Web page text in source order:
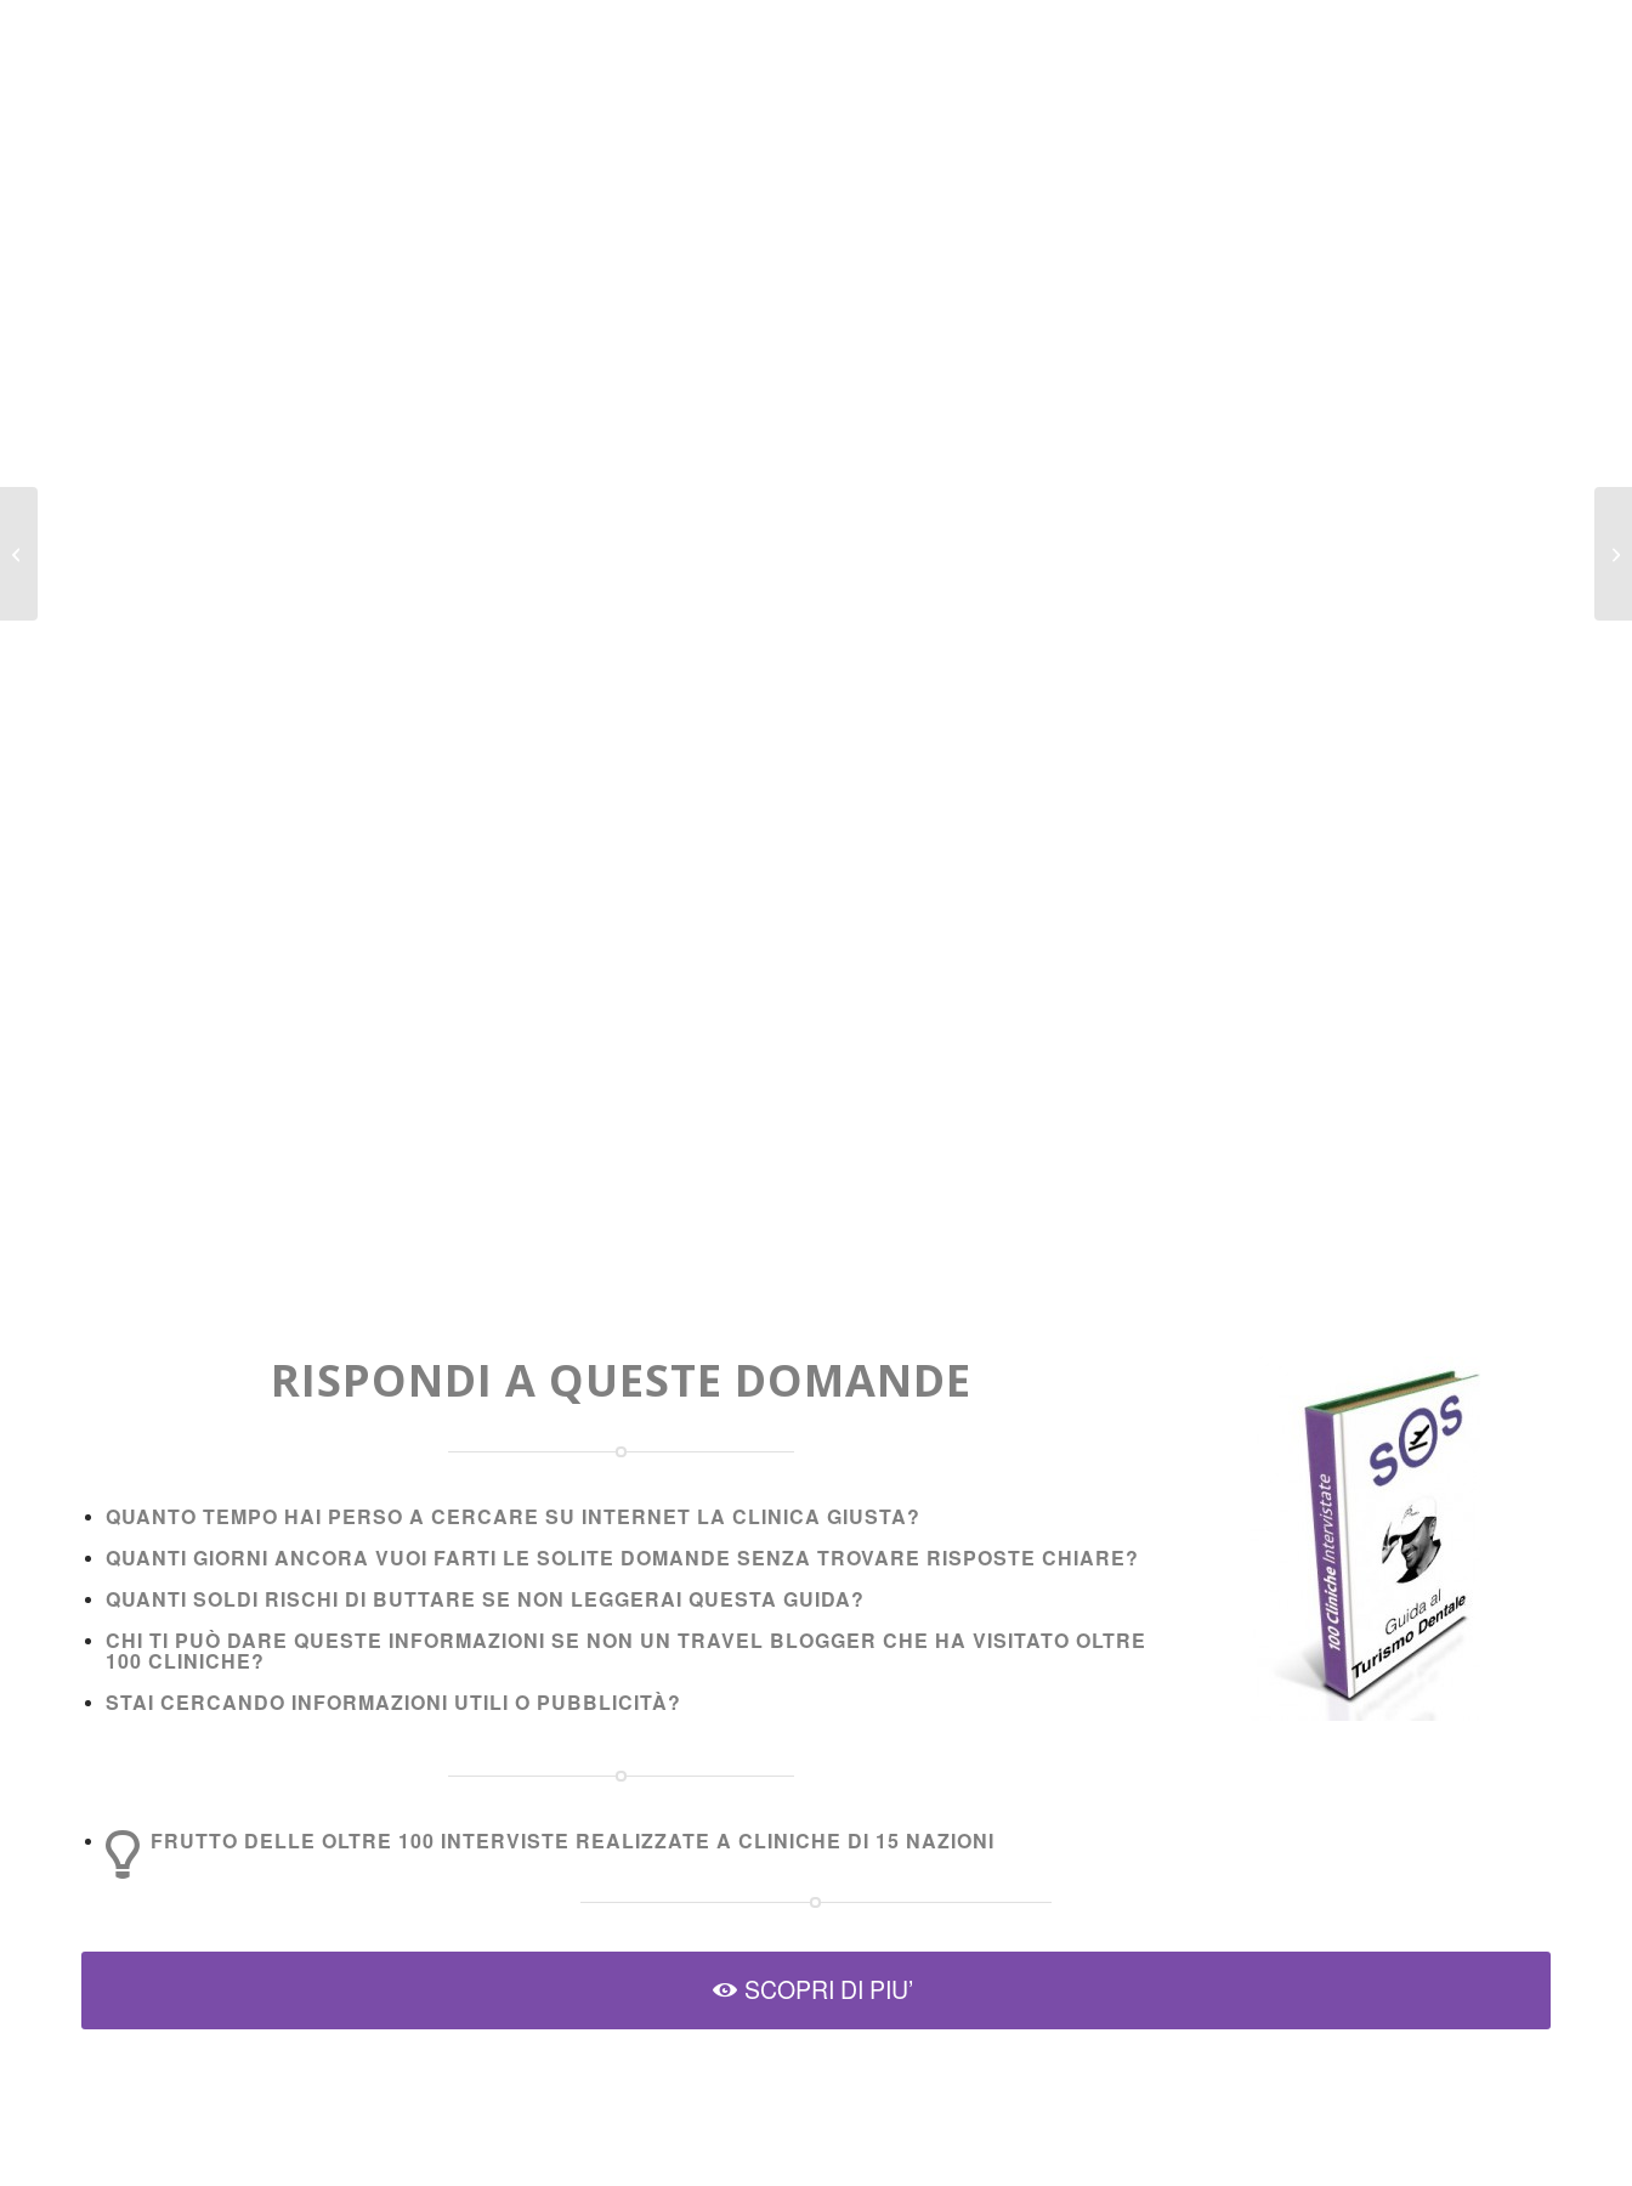
RISPONDI A QUESTE DOMANDE
QUANTO TEMPO HAI PERSO A CERCARE SU INTERNET LA CLINICA GIUSTA?
QUANTI GIORNI ANCORA VUOI FARTI LE SOLITE DOMANDE SENZA TROVARE RISPOSTE CHIARE?
QUANTI SOLDI RISCHI DI BUTTARE SE NON LEGGERAI QUESTA GUIDA?
CHI TI PUÒ DARE QUESTE INFORMAZIONI SE NON UN TRAVEL BLOGGER CHE HA VISITATO OLTRE
100 CLINICHE?
STAI CERCANDO INFORMAZIONI UTILI O PUBBLICITÀ?
FRUTTO DELLE OLTRE 100 INTERVISTE REALIZZATE A CLINICHE DI 15 NAZIONI
SCOPRI DI PIU’